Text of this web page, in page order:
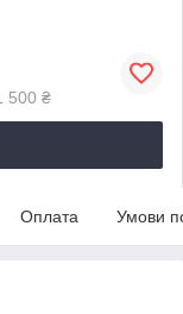
500 ₴
Оплата Умови